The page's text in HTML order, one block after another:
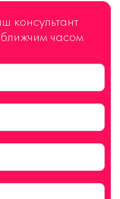
консультант
часом